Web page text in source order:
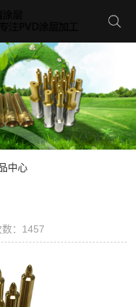
中心
数：1457